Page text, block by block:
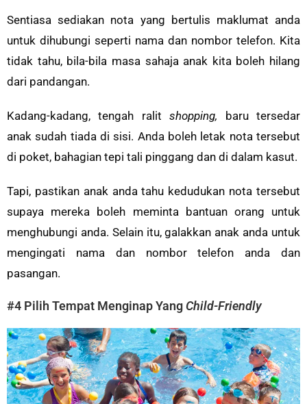
Sentiasa sediakan nota yang bertulis maklumat anda
untuk dihubungi seperti nama dan nombor telefon. Kita
tidak tahu, bila-bila masa sahaja anak kita boleh hilang
dari pandangan.
Kadang-kadang, tengah ralitshopping, baru tersedar
anak sudah tiada di sisi. Anda boleh letak nota tersebut
di poket, bahagian tepi tali pinggang dan di dalam kasut.
Tapi, pastikan anak anda tahu kedudukan nota tersebut
supaya mereka boleh meminta bantuan orang untuk
menghubungi anda. Selain itu, galakkan anak anda untuk
mengingati nama dan nombor telefon anda dan
pasangan.
#4 Pilih Tempat Menginap YangChild-Friendly